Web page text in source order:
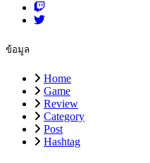
ข้อมูล
Home
Game
Review
Category
Post
Hashtag